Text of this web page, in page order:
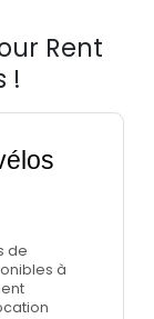
Rent
!
de
à